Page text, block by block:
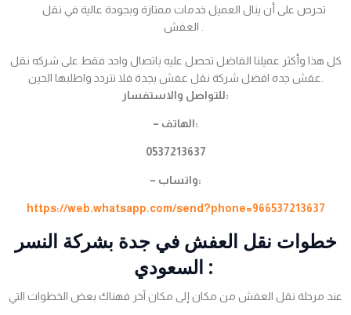
تحرص على أن ينال العميل خدمات ممتازة وبجودة عالية في نقل
العفش .
كل هذا وأكثر عميلنا الفاضل تحصل عليه باتصال واحد فقط على شركه نقل
عفش جده افضل شركة نقل عفش بجدة فلا تتردد واطلبها الحين.
للتواصل والاستفسار:
– الهاتف:
0537213637
– واتساب:
https://web.whatsapp.com/send?phone=966537213637
خطوات نقل العفش في جدة بشركة النسر
السعودي :
عند مرحلة نقل العفش من مكان إلى مكان آخر فهناك بعض الخطوات التي